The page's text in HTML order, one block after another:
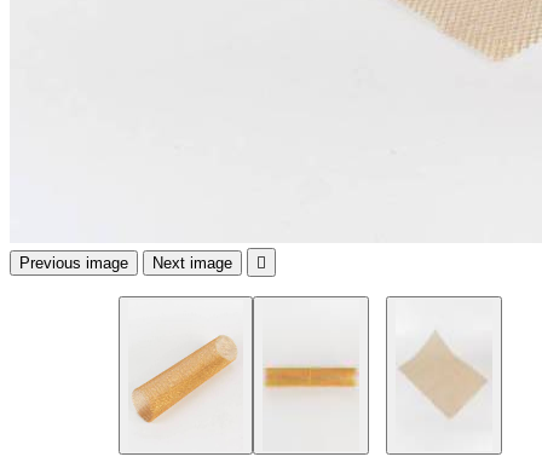
Previous image Next image 